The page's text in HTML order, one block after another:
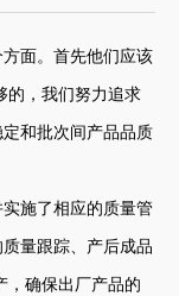
面。首先他们应该
的，我们努力追求
和批次间产品品质
施了相应的质量管
量跟踪、产后成品
，确保出厂产品的